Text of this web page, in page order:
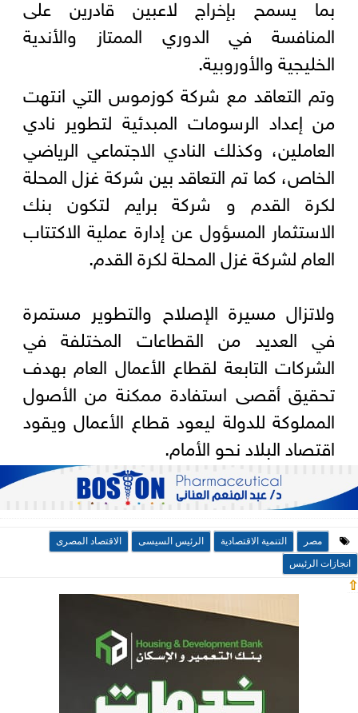
المنافسة في الدوري الممتاز والأندية
الخليجية والأوروبية.
وتم التعاقد مع شركة كوزموس التي انتهت
من إعداد الرسومات المبدئية لتطوير نادي
العاملين، وكذلك النادي الاجتماعي الرياضي
الخاص، كما تم التعاقد بين شركة غزل المحلة
لكرة القدم و شركة برايم لتكون بنك
الاستثمار المسؤول عن إدارة عملية الاكتتاب
العام لشركة غزل المحلة لكرة القدم.
ولاتزال مسيرة الإصلاح والتطوير مستمرة
في العديد من القطاعات المختلفة في
الشركات التابعة لقطاع الأعمال العام بهدف
تحقيق أقصى استفادة ممكنة من الأصول
المملوكة للدولة ليعود قطاع الأعمال ويقود
اقتصاد البلاد نحو الأمام.
مصر التنمية الاقتصادية الرئيس السيسى
الاقتصاد المصرى
انجازات الرئيس
⇧